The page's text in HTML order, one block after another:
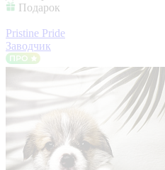
Подарок
Pristine Pride
Заводчик